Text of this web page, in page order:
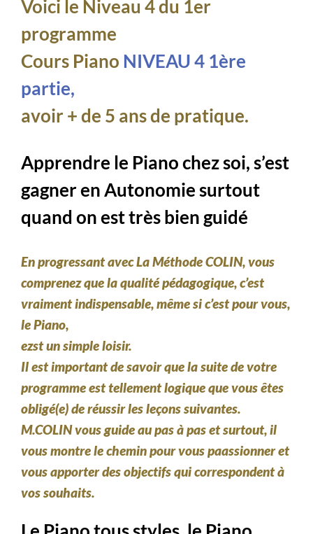
Voici le Niveau 4 du 1er
programme
Cours Piano NIVEAU 4 1ère
partie,
avoir + de 5 ans de pratique.
Apprendre le Piano chez soi, s’est
gagner en Autonomie surtout
quand on est très bien guidé
En progressant avec La Méthode COLIN, vous
comprenez que la qualité pédagogique, c’est
vraiment indispensable, même si c’est pour vous,
le Piano,
ezst un simple loisir.
Il est important de savoir que la suite de votre
programme est tellement logique que vous êtes
obligé(e) de réussir les leçons suivantes.
M.COLIN vous guide au pas à pas et surtout, il
vous montre le chemin pour vous paassionner et
vous apporter des objectifs qui correspondent à
vos souhaits.